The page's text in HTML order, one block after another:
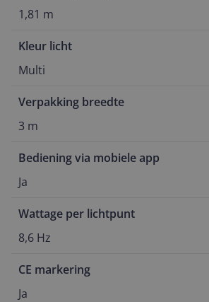
1,81 m
Kleur licht
Multi
Verpakking breedte
3 m
Bediening via mobiele app
Ja
Wattage per lichtpunt
8,6 Hz
CE markering
Ja